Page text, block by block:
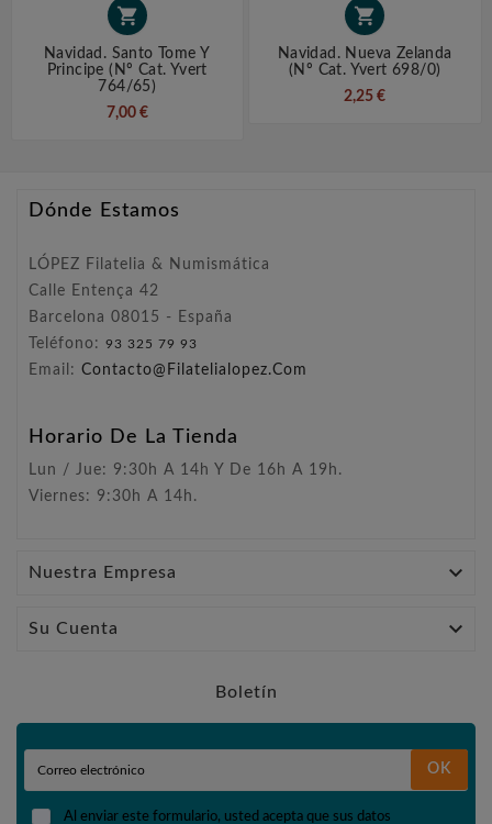

Navidad. Santo Tome Y
Principe (nº Cat. Yvert
764/65)
7,00 €

Navidad. Nueva Zelanda
(nº Cat. Yvert 698/0)
2,25 €
Dónde Estamos
LÓPEZ Filatelia & Numismática
Calle Entença 42
Barcelona 08015 - España
Teléfono: 93 325 79 93
Email: Contacto@filatelialopez.com
Horario De La Tienda
Lun / Jue: 9:30h A 14h Y De 16h A 19h.
Viernes: 9:30h A 14h.
Nuestra Empresa 
Su Cuenta 
Boletín
OK
Al enviar este formulario, usted acepta que sus datos